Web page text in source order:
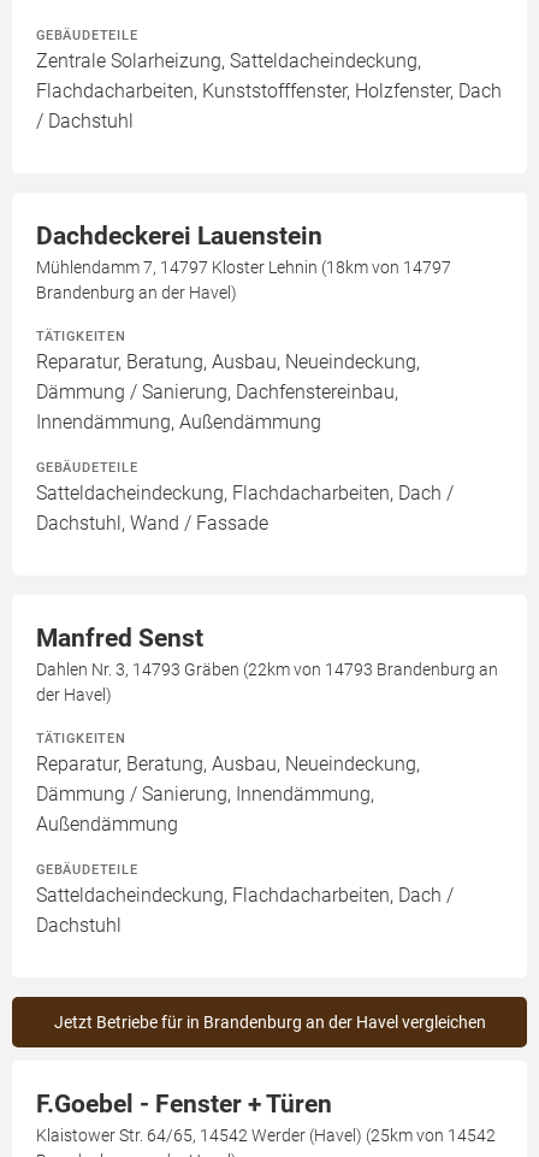
GEBÄUDETEILE
Zentrale Solarheizung, Satteldacheindeckung,
Flachdacharbeiten, Kunststofffenster, Holzfenster, Dach
/ Dachstuhl
Dachdeckerei Lauenstein
Mühlendamm 7, 14797 Kloster Lehnin (18km von 14797
Brandenburg an der Havel)
TÄTIGKEITEN
Reparatur, Beratung, Ausbau, Neueindeckung,
Dämmung / Sanierung, Dachfenstereinbau,
Innendämmung, Außendämmung
GEBÄUDETEILE
Satteldacheindeckung, Flachdacharbeiten, Dach /
Dachstuhl, Wand / Fassade
Manfred Senst
Dahlen Nr. 3, 14793 Gräben (22km von 14793 Brandenburg an
der Havel)
TÄTIGKEITEN
Reparatur, Beratung, Ausbau, Neueindeckung,
Dämmung / Sanierung, Innendämmung,
Außendämmung
GEBÄUDETEILE
Satteldacheindeckung, Flachdacharbeiten, Dach /
Dachstuhl
Jetzt Betriebe für in Brandenburg an der Havel vergleichen
F.Goebel - Fenster + Türen
Klaistower Str. 64/65, 14542 Werder (Havel) (25km von 14542